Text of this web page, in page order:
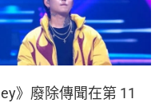
》廢除傳聞在第 11